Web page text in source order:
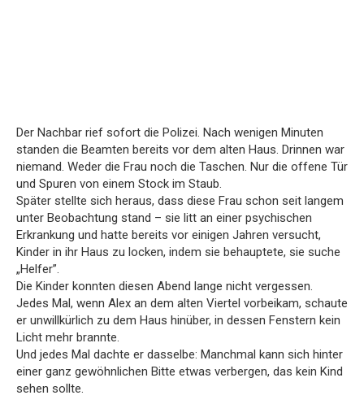
Der Nachbar rief sofort die Polizei. Nach wenigen Minuten
standen die Beamten bereits vor dem alten Haus. Drinnen war
niemand. Weder die Frau noch die Taschen. Nur die offene Tür
und Spuren von einem Stock im Staub.
Später stellte sich heraus, dass diese Frau schon seit langem
unter Beobachtung stand – sie litt an einer psychischen
Erkrankung und hatte bereits vor einigen Jahren versucht,
Kinder in ihr Haus zu locken, indem sie behauptete, sie suche
„Helfer”.
Die Kinder konnten diesen Abend lange nicht vergessen.
Jedes Mal, wenn Alex an dem alten Viertel vorbeikam, schaute
er unwillkürlich zu dem Haus hinüber, in dessen Fenstern kein
Licht mehr brannte.
Und jedes Mal dachte er dasselbe: Manchmal kann sich hinter
einer ganz gewöhnlichen Bitte etwas verbergen, das kein Kind
sehen sollte.